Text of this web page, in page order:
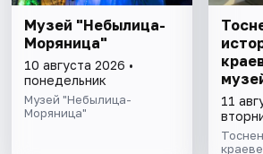
Музей "Небылица-
Моряница"
10 августа 2026 •
понедельник
Музей "Небылица-
Моряница"
11